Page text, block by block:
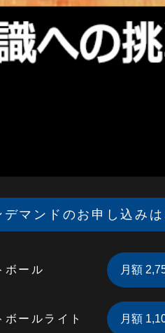
デマンドのお申し込みは
ボール
ボールライト